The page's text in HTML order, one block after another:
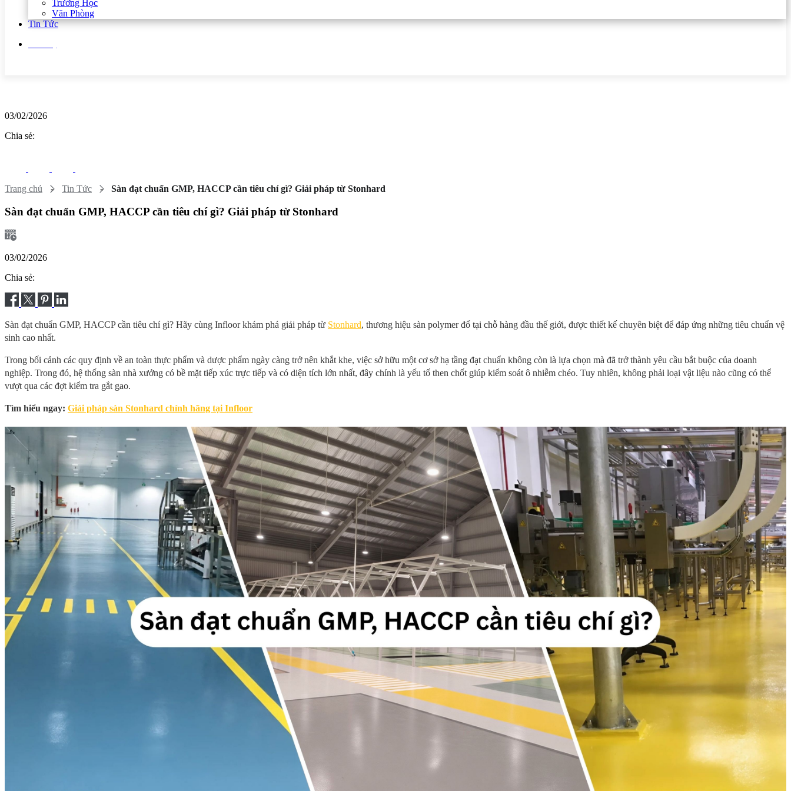
Trường Học
Văn Phòng
Tin Tức
03/02/2026
Chia sẻ:
Trang chủ - Tin Tức - Sàn đạt chuẩn GMP, HACCP cần tiêu chí gì? Giải pháp từ Stonhard
Sàn đạt chuẩn GMP, HACCP cần tiêu chí gì? Giải pháp từ Stonhard
03/02/2026
Chia sẻ:
Sàn đạt chuẩn GMP, HACCP cần tiêu chí gì? Hãy cùng Infloor khám phá giải pháp từ Stonhard, thương hiệu sàn polymer đổ tại chỗ hàng đầu thế giới, được thiết kế chuyên biệt để đáp ứng những tiêu chuẩn vệ
sinh cao nhất.
Trong bối cảnh các quy định về an toàn thực phẩm và dược phẩm ngày càng trở nên khắt khe, việc sở hữu một cơ sở hạ tầng đạt chuẩn không còn là lựa chọn mà đã trở thành yêu cầu bắt buộc của doanh
nghiệp. Trong đó, hệ thống sàn nhà xưởng có bề mặt tiếp xúc trực tiếp và có diện tích lớn nhất, đây chính là yếu tố then chốt giúp kiểm soát ô nhiễm chéo. Tuy nhiên, không phải loại vật liệu nào cũng có thể
vượt qua các đợt kiểm tra gắt gao.
Tìm hiểu ngay: Giải pháp sàn Stonhard chính hãng tại Infloor